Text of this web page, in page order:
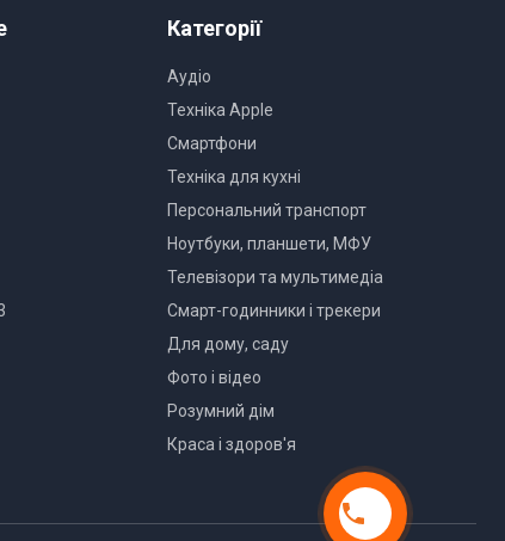
на фото, характеристики та комплектація
уточнюйте у менеджера
Категорії
Аудіо
Техніка Apple
Смартфони
Техніка для кухні
Персональний транспорт
Ноутбуки, планшети, МФУ
Телевізори та мультимедіа
Смарт-годинники і трекери
Для дому, саду
Фото і відео
Розумний дім
Краса і здоров'я